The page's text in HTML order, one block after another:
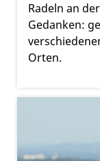
Radeln an
Gedanken:
Orten.